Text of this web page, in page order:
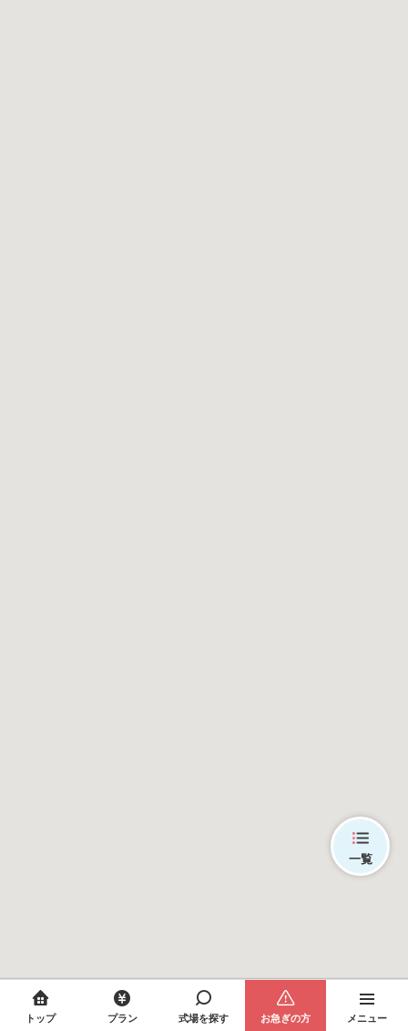
一覧
トップ プラン 式場を探す お急ぎの方 メニュー